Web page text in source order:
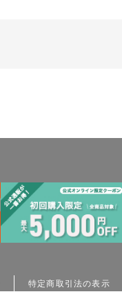
特定商取引法の表示